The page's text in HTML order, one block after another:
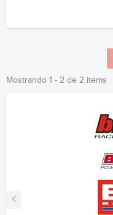
Mostrando 1 - 2 de 2 items